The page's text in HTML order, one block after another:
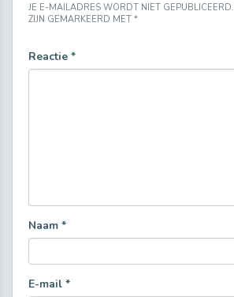
JE E-MAILADRES WORDT NIET GEPUBLICEERD.
ZIJN GEMARKEERD MET *
Reactie *
Naam *
E-mail *